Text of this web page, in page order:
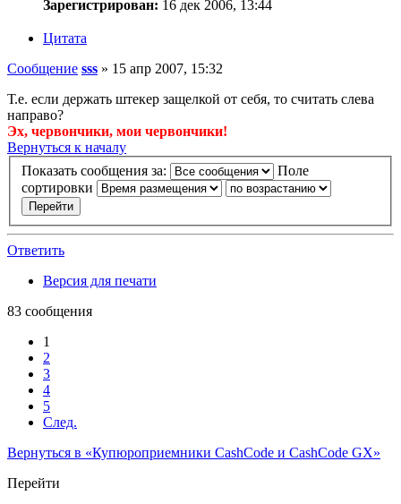
Зарегистрирован: 16 дек 2006, 13:44
Цитата
Сообщение sss » 15 апр 2007, 15:32
Т.е. если держать штекер защелкой от себя, то считать слева
направо?
Эх, червончики, мои червончики!
Вернуться к началу
Показать сообщения за:
Поле
сортировки
Ответить
Версия для печати
83 сообщения
1
2
3
4
5
След.
Вернуться в «Купюроприемники CashCode и CashCode GX»
Перейти